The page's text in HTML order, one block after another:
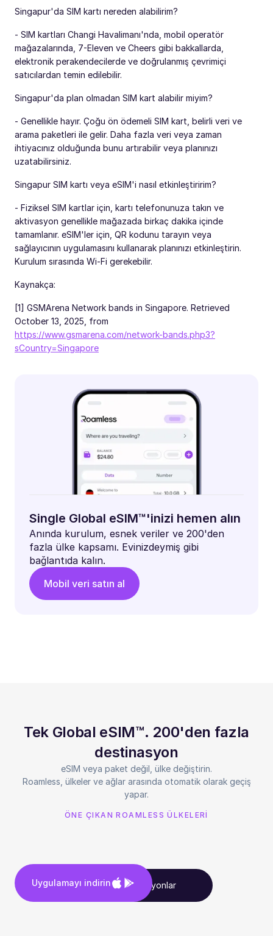
Singapur'da SIM kartı nereden alabilirim?
- SIM kartları Changi Havalimanı'nda, mobil operatör
mağazalarında, 7-Eleven ve Cheers gibi bakkallarda,
elektronik perakendecilerde ve doğrulanmış çevrimiçi
satıcılardan temin edilebilir.
Singapur'da plan olmadan SIM kart alabilir miyim?
- Genellikle hayır. Çoğu ön ödemeli SIM kart, belirli veri ve
arama paketleri ile gelir. Daha fazla veri veya zaman
ihtiyacınız olduğunda bunu artırabilir veya planınızı
uzatabilirsiniz.
Singapur SIM kartı veya eSIM'i nasıl etkinleştiririm?
- Fiziksel SIM kartlar için, kartı telefonunuza takın ve
aktivasyon genellikle mağazada birkaç dakika içinde
tamamlanır. eSIM'ler için, QR kodunu tarayın veya
sağlayıcının uygulamasını kullanarak planınızı etkinleştirin.
Kurulum sırasında Wi-Fi gerekebilir.
Kaynakça:
[1] GSMArena Network bands in Singapore. Retrieved
October 13, 2025, from
https://www.gsmarena.com/network-bands.php3?
sCountry=Singapore
Single Global eSIM™'inizi hemen alın
Anında kurulum, esnek veriler ve 200'den
fazla ülke kapsamı. Evinizdeymiş gibi
bağlantıda kalın.
Mobil veri satın al
Tek Global eSIM™. 200'den fazla
destinasyon
eSIM veya paket değil, ülke değiştirin.
Roamless, ülkeler ve ağlar arasında otomatik olarak geçiş
yapar.
ÖNE ÇIKAN ROAMLESS ÜLKELERİ
Tüm destinasyonlar
Uygulamayı indirin